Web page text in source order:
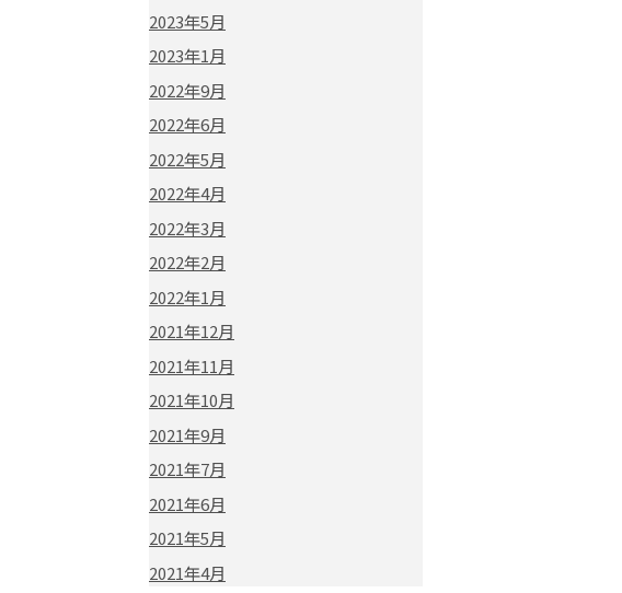
2023年5月
2023年1月
2022年9月
2022年6月
2022年5月
2022年4月
2022年3月
2022年2月
2022年1月
2021年12月
2021年11月
2021年10月
2021年9月
2021年7月
2021年6月
2021年5月
2021年4月